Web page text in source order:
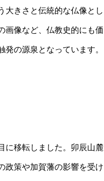
大きさと伝統的な仏像とし
画像など、仏教史的にも価
の源泉となっています。
に移転しました。卯辰山麓
政策や加賀藩の影響を受け